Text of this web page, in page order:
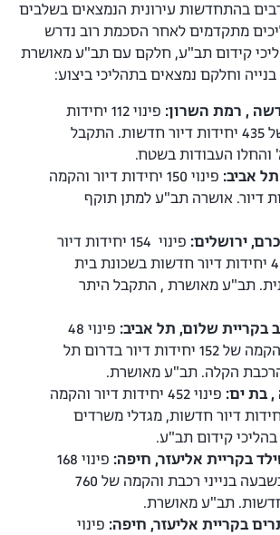
בהתחדשות עירונית הנמצאים בשלבים
מתקדמים לאחר הסכמת רוב נדרש
קידום תב"ע, חלקם עם תב"ע מאושרת
וחלקם נמצאים בתהליכי ביצוע:
, רמת השרון:
פינוי 112 יחידות
דיור והקמה של 435 יחידות דיור חדשות. התקבל
והחלו העבודות בשטח.
אביב:
פינוי 150 יחידות דיור והקמה
יחידות דיור. אושרה תב"ע למתן תוקף
ירושלים:
פינוי 154 יחידות דיור
והקמה של 401 יחידות דיור חדשות בשכונת בית
תב"ע מאושרת , התקבל היתר
בקריית שלום, תל אביב:
פינוי 48
יחידות דיור והקמה של 152 יחידות דיור בדרום תל
הקלה. תב"ע מאושרת.
, בת ים:
פינוי 452 יחידות דיור והקמה
כ-1,600 יחידות דיור חדשות, מגדלי משרדים
בהליכי קידום תב"ע.
בקריית אליעזר, חיפה:
פינוי 168
יחידות דיור בשבעה בנייני רכבת והקמה של 760
חדשות. תב"ע מאושרת.
בקריית אליעזר, חיפה: פינוי